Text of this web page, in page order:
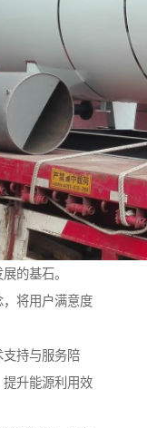
的基石。
将用户满意度
持与服务陪
升能源利用效